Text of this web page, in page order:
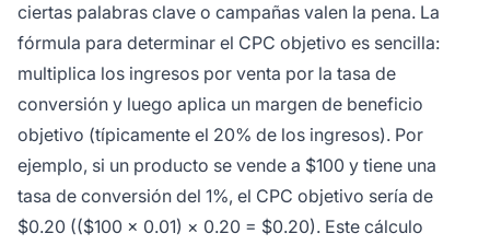
ciertas palabras clave o campañas valen la pena. La
fórmula para determinar el CPC objetivo es sencilla:
multiplica los ingresos por venta por la tasa de
conversión y luego aplica un margen de beneficio
objetivo (típicamente el 20% de los ingresos). Por
ejemplo, si un producto se vende a $100 y tiene una
tasa de conversión del 1%, el CPC objetivo sería de
$0.20 (($100 × 0.01) × 0.20 = $0.20). Este cálculo